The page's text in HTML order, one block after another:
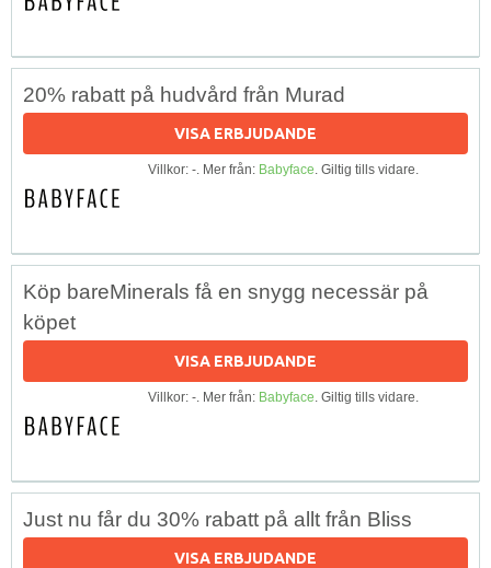
20% rabatt på hudvård från Murad
VISA ERBJUDANDE
Villkor: -. Mer från: Babyface. Giltig tills vidare.
Köp bareMinerals få en snygg necessär på
köpet
VISA ERBJUDANDE
Villkor: -. Mer från: Babyface. Giltig tills vidare.
Just nu får du 30% rabatt på allt från Bliss
VISA ERBJUDANDE